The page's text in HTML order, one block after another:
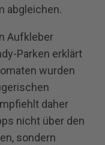
abgleichen.
Aufkleber
Parken erklärt
wurden
daher
nicht über den
sondern